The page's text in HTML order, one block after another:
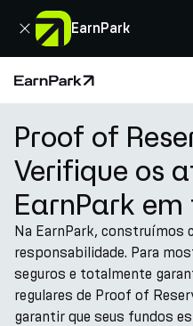
EarnPark
Fechar
Página Inicial
Produtos
Mercados
Calculadoras
PARK Token
Recursos
Empresa
Proof of
Verifique os
EarnPark
Na EarnPark, construímos
responsabilidade. Para
seguros e totalmente
regulares de Proof of
garantir que seus fundos